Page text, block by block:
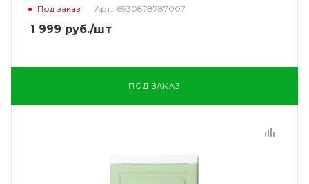
Под заказ Арт.: 6930878787007
1 999 руб./шт
ПОД ЗАКАЗ